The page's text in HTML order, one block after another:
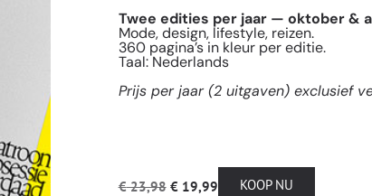
Twee edities per jaar — oktober &
Mode, design, lifestyle, reizen.
360 pagina’s in kleur per editie.
Taal: Nederlands
Prijs per jaar (2 uitgaven) exclusief
€23,98 €19,99 KOOP NU